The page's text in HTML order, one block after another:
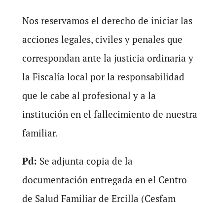
Nos reservamos el derecho de iniciar las
acciones legales, civiles y penales que
correspondan ante la justicia ordinaria y
la Fiscalía local por la responsabilidad
que le cabe al profesional y a la
institución en el fallecimiento de nuestra
familiar.
Pd: Se adjunta copia de la
documentación entregada en el Centro
de Salud Familiar de Ercilla (Cesfam